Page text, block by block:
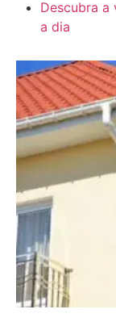
Descubra a
a dia